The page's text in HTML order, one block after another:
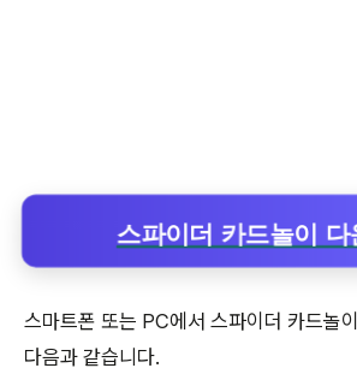
스파이더 카드놀이 다
스마트폰 또는 PC에서 스파이더 카드놀
다음과 같습니다.